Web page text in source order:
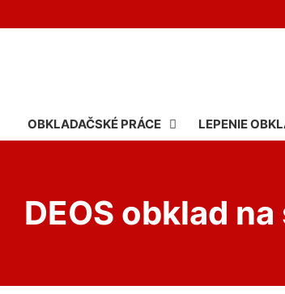
OBKLADAČSKÉ PRÁCE LEPENIE
DEOS obklad